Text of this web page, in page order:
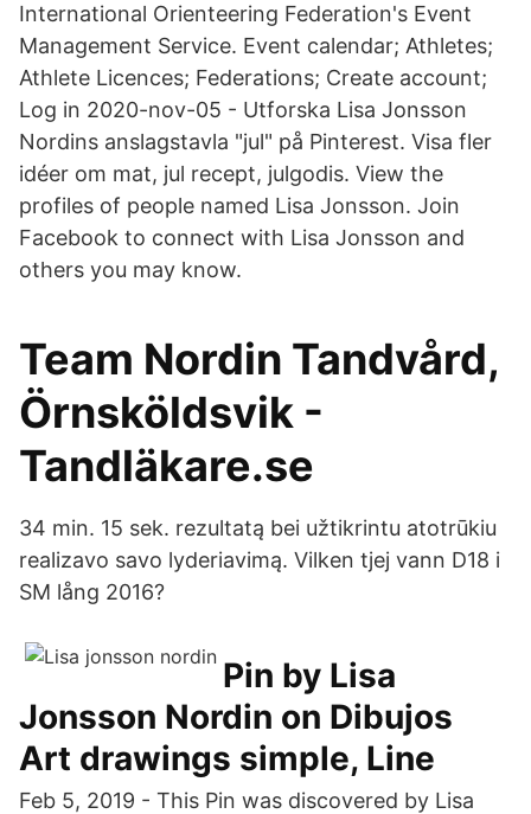
International Orienteering Federation's Event
Management Service. Event calendar; Athletes;
Athlete Licences; Federations; Create account;
Log in 2020-nov-05 - Utforska Lisa Jonsson
Nordins anslagstavla "jul" på Pinterest. Visa fler
idéer om mat, jul recept, julgodis. View the
profiles of people named Lisa Jonsson. Join
Facebook to connect with Lisa Jonsson and
others you may know.
Team Nordin Tandvård,
Örnsköldsvik -
Tandläkare.se
34 min. 15 sek. rezultatą bei užtikrintu atotrūkiu
realizavo savo lyderiavimą. Vilken tjej vann D18 i
SM lång 2016?
Pin by Lisa
Jonsson Nordin on Dibujos
Art drawings simple, Line
Feb 5, 2019 - This Pin was discovered by Lisa